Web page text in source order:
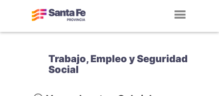
Trabajo, Empleo y Seguridad
Social